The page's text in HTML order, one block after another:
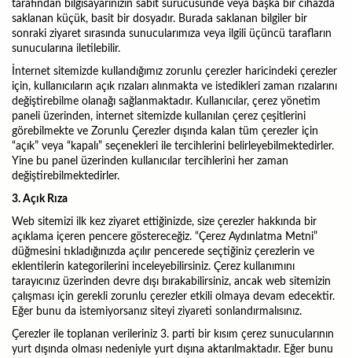
tarafından bilgisayarınızın sabit sürücüsünde veya başka bir cihazda
saklanan küçük, basit bir dosyadır. Burada saklanan bilgiler bir
sonraki ziyaret sırasında sunucularımıza veya ilgili üçüncü tarafların
sunucularına iletilebilir.
İnternet sitemizde kullandığımız zorunlu çerezler haricindeki çerezler
için, kullanıcıların açık rızaları alınmakta ve istedikleri zaman rızalarını
değiştirebilme olanağı sağlanmaktadır. Kullanıcılar, çerez yönetim
paneli üzerinden, internet sitemizde kullanılan çerez çeşitlerini
görebilmekte ve Zorunlu Çerezler dışında kalan tüm çerezler için
“açık” veya “kapalı” seçenekleri ile tercihlerini belirleyebilmektedirler.
Yine bu panel üzerinden kullanıcılar tercihlerini her zaman
değiştirebilmektedirler.
3. Açık Rıza
Web sitemizi ilk kez ziyaret ettiğinizde, size çerezler hakkında bir
açıklama içeren pencere göstereceğiz. “Çerez Aydınlatma Metni”
düğmesini tıkladığınızda açılır pencerede seçtiğiniz çerezlerin ve
eklentilerin kategorilerini inceleyebilirsiniz. Çerez kullanımını
tarayıcınız üzerinden devre dışı bırakabilirsiniz, ancak web sitemizin
çalışması için gerekli zorunlu çerezler etkili olmaya devam edecektir.
Eğer bunu da istemiyorsanız siteyi ziyareti sonlandırmalısınız.
Çerezler ile toplanan verileriniz 3. parti bir kısım çerez sunucularının
yurt dışında olması nedeniyle yurt dışına aktarılmaktadır. Eğer bunu